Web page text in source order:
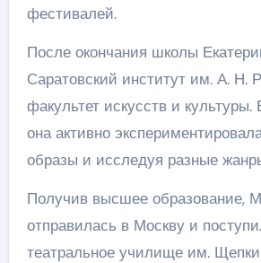
фестивалей.
После окончания школы
Саратовский институт им. А. Н.
факультет искусств и
она активно
образы и исследуя разные
Получив высшее образование,
отправилась в Москву и
театральное училище им.